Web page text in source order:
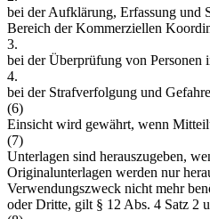
bei der Aufklärung, Erfassung und
Bereich der Kommerziellen
3.
bei der Überprüfung von Personen
4.
bei der Strafverfolgung und
(6)
Einsicht wird gewährt, wenn
(7)
Unterlagen sind herauszugeben,
Originalunterlagen werden nur
Verwendungszweck nicht mehr
oder Dritte, gilt § 12 Abs. 4 Satz 2